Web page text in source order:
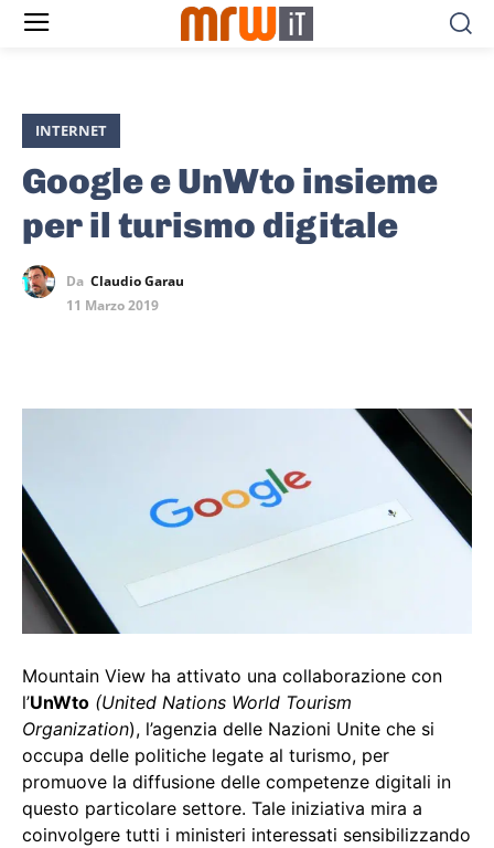
INTERNET
Google e UnWto insieme
per il turismo digitale
Da Claudio Garau
11 Marzo 2019
Mountain View ha attivato una collaborazione con
l’UnWto (United Nations World Tourism
Organization), l’agenzia delle Nazioni Unite che si
occupa delle politiche legate al turismo, per
promuove la diffusione delle competenze digitali in
questo particolare settore. Tale iniziativa mira a
coinvolgere tutti i ministeri interessati sensibilizzando